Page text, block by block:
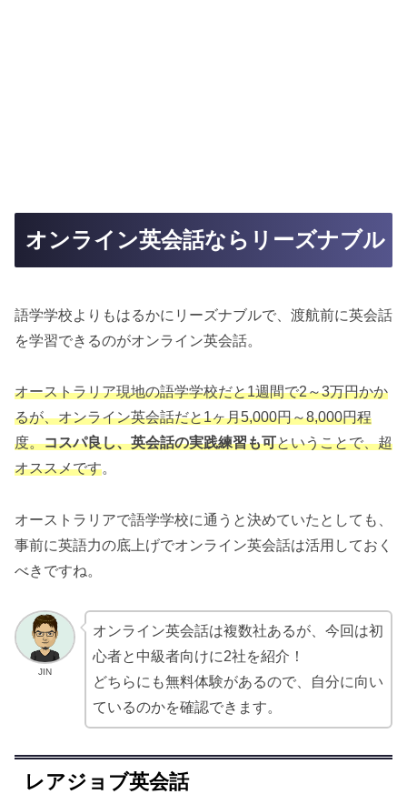
オンライン英会話ならリーズナブル
語学学校よりもはるかにリーズナブルで、渡航前に英会話
を学習できるのがオンライン英会話。
オーストラリア現地の語学学校だと1週間で2～3万円かか
るが、オンライン英会話だと1ヶ月5,000円～8,000円程
度。コスパ良し、英会話の実践練習も可ということで、超
オススメです。
オーストラリアで語学学校に通うと決めていたとしても、
事前に英語力の底上げでオンライン英会話は活用しておく
べきですね。
JIN
オンライン英会話は複数社あるが、今回は初
心者と中級者向けに2社を紹介！
どちらにも無料体験があるので、自分に向い
ているのかを確認できます。
レアジョブ英会話